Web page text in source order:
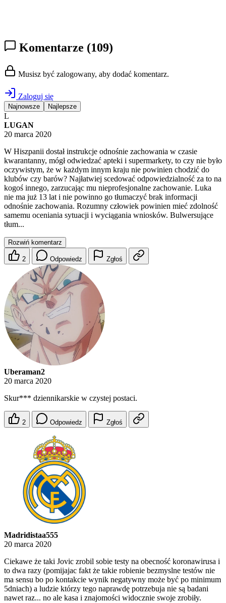
Komentarze (109)
Musisz być zalogowany, aby dodać komentarz.
Zaloguj się
Najnowsze Najlepsze
L
LUGAN
20 marca 2020
W Hiszpanii dostał instrukcje odnośnie zachowania w czasie
kwarantanny, mógł odwiedzać apteki i supermarkety, to czy nie było
oczywistym, że w każdym innym kraju nie powinien chodzić do
klubów czy barów? Najłatwiej scedować odpowiedzialność za to na
kogoś innego, zarzucając mu nieprofesjonalne zachowanie. Luka
nie ma już 13 lat i nie powinno go tłumaczyć brak informacji
odnośnie zachowania. Rozumny człowiek powinien mieć zdolność
samemu oceniania sytuacji i wyciągania wniosków. Bulwersujące
tłum...
Rozwiń komentarz
2 Odpowiedz Zgłoś
Uberaman2
20 marca 2020
Skur*** dziennikarskie w czystej postaci.
2 Odpowiedz Zgłoś
Madridistaa555
20 marca 2020
Ciekawe że taki Jovic zrobil sobie testy na obecność koronawirusa i
to dwa razy (pomijajac fakt że takie robienie bezmyslne testów nie
ma sensu bo po kontakcie wynik negatywny może być po minimum
5dniach) a ludzie którzy tego naprawdę potrzebuja nie są badani
nawet raz... no ale kasa i znajomości widocznie swoje zrobiły.